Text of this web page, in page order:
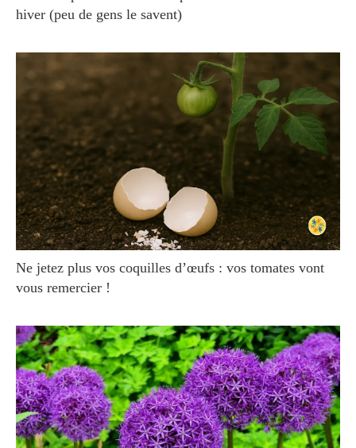
hiver (peu de gens le savent)
Ne jetez plus vos coquilles d’œufs : vos tomates vont
vous remercier !